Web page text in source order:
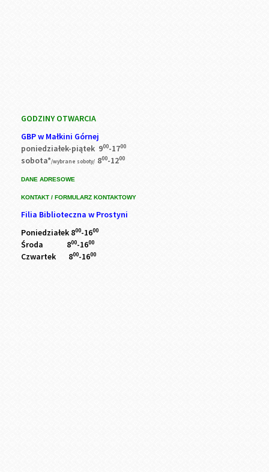
GODZINY OTWARCIA
GBP w Małkini Górnej
poniedziałek-piątek 900-1700
sobota*/wybrane soboty/ 800-1200
DANE ADRESOWE
KONTAKT / FORMULARZ KONTAKTOWY
Filia Biblioteczna w Prostyni
Poniedziałek 800-1600
Środa 800-1600
Czwartek 800-1600